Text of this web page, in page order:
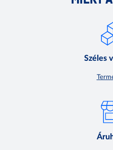
Széles